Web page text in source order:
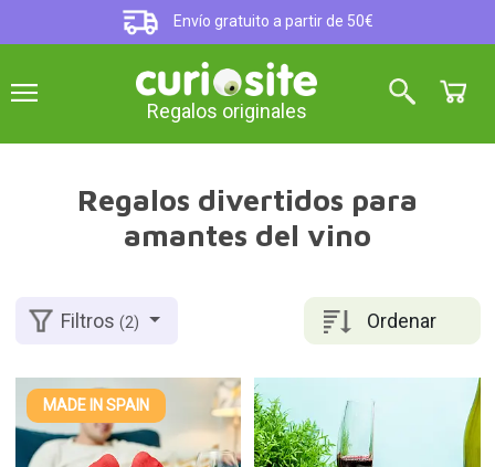
Envío gratuito a partir de 50€
Regalos originales
Regalos divertidos para
amantes del vino
Ordenar
Filtros(2)
MADE IN SPAIN